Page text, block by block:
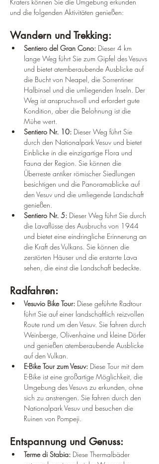
und die folgenden Aktivitäten genießen:
Wandern und Trekking:
Sentiero del Gran Cono: Dieser 4 km
lange Weg führt Sie zum Gipfel des Vesuvs
und bietet atemberaubende Ausblicke auf
die Bucht von Neapel, die Sorrentiner
Halbinsel und die umliegenden Inseln. Der
Weg ist anspruchsvoll und erfordert gute
Kondition, aber die Belohnung ist die
Mühe wert.
Sentiero Nr. 10: Dieser Weg führt Sie
durch den Nationalpark Vesuv und bietet
Einblicke in die einzigartige Flora und
Fauna der Region. Sie können die
Überreste antiker römischer Siedlungen
besichtigen und die Panoramablicke auf
den Vesuv und die umliegende Landschaft
genießen.
Sentiero Nr. 5: Dieser Weg führt Sie durch
die Lavaflüsse des Ausbruchs von 1944
und bietet eine eindringliche Erinnerung an
die Kraft des Vulkans. Sie können die
zerstörten Häuser und die erstarrte Lava
sehen, die einst die Landschaft bedeckte.
Radfahren:
Vesuvio Bike Tour: Diese geführte Radtour
führt Sie auf einer landschaftlich reizvollen
Route rund um den Vesuv. Sie fahren durch
Weinberge, Olivenhaine und kleine Dörfer
und genießen atemberaubende Ausblicke
auf den Vulkan.
E-Bike Tour zum Vesuv: Diese Tour mit dem
E-Bike ist eine großartige Möglichkeit, die
Umgebung des Vesuvs zu erkunden, ohne
sich zu anstrengen. Sie fahren durch den
Nationalpark Vesuv und besuchen die
Ruinen von Pompeji.
Entspannung und Genuss:
Terme di Stabia: Diese Thermalbäder